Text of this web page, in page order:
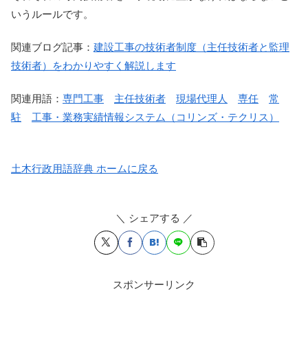
いうルールです。
関連ブログ記事： 建設工事の技術者制度（主任技術者と監理
技術者）をわかりやすく解説します
関連用語： 専門工事 主任技術者 現場代理人 専任
常
駐
工事・業務実績情報システム（コリンズ・テクリス）
土木行政用語辞典 ホームに戻る
＼ シェアする ／
スポンサーリンク